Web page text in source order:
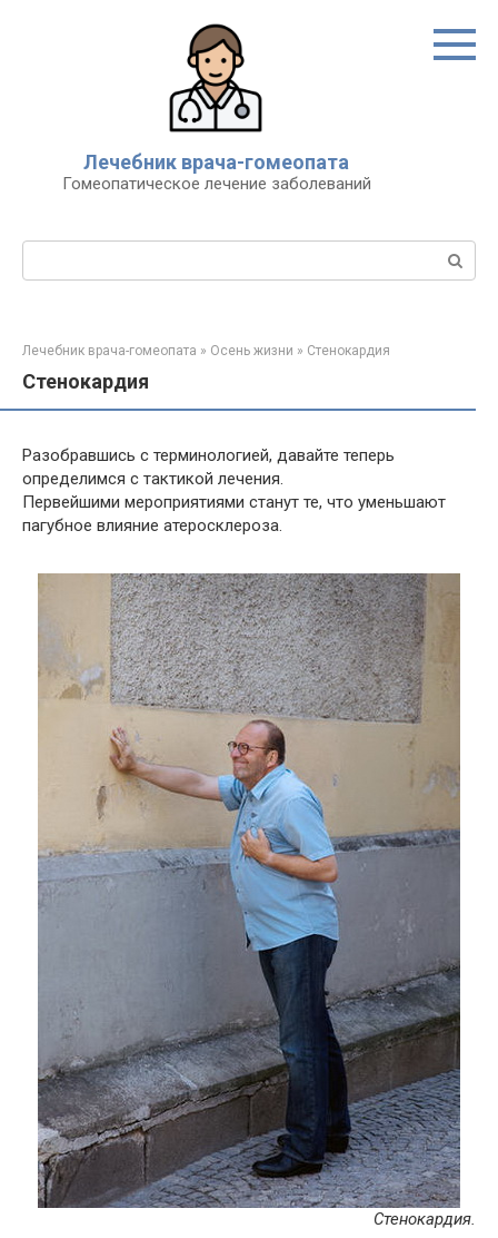
Лечебник врача-гомеопата
Гомеопатическое лечение заболеваний
Поиск:
Лечебник врача-гомеопата » Осень жизни » Стенокардия
Стенокардия
Разобравшись с терминологией, давайте теперь
определимся с тактикой лечения.
Первейшими мероприятиями станут те, что уменьшают
пагубное влияние атеросклероза.
Стенокардия.